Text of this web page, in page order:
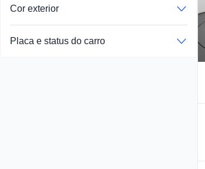
Cor exterior
Placa e status do carro